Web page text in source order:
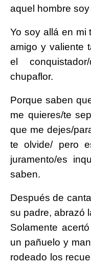
aquel hombre soy
Yo soy allá en mi
amigo y valiente
el
chupaflor.
Porque saben
me quieres/te
que me dejes/
te olvide/ pero
juramento/es
saben.
Después de
su padre, abrazó
Solamente
un pañuelo y
rodeado los